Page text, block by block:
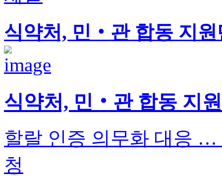
식약처, 민‧관 합동 지원
식약처, 민‧관 합동 지
할랄 인증 의무화 대응
청